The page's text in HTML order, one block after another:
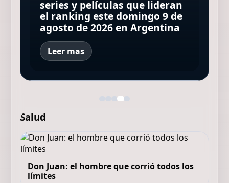
Rating del sábado: cómo fue
el primer round entre Mirtha
Legrand y Andy Kusnetzoff
oscuridades del duelo,
dejando un hendija para la
luz
está considerando volver con
Glee, la serie que muchos
dicen que está maldita
series y películas que lideran
el ranking este domingo 9 de
agosto de 2026 en Argentina
Leer mas
palabras a Brad Pitt: “Cuando
las conocí, me
impresionaron”
Salud
Don Juan: el hombre que corrió todos los
límites